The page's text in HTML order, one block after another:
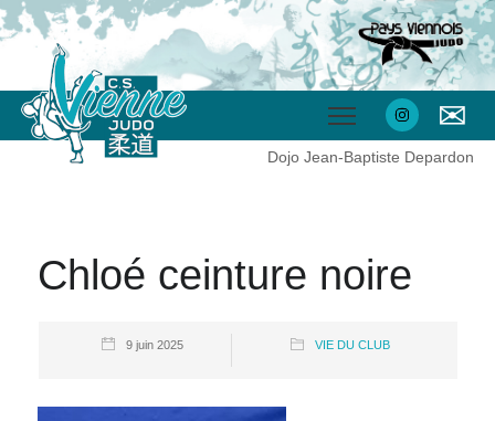
✉
Dojo Jean-Baptiste Depardon
Chloé ceinture noire
9 juin 2025 VIE DU CLUB